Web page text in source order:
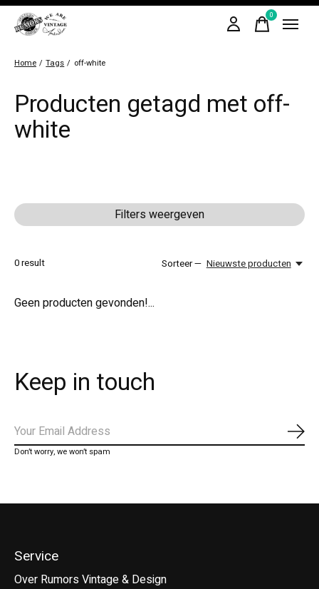
0items
Home / Tags / off-white
Producten getagd met off-
white
Filters weergeven
0result Sorteer — Nieuwste producten
Geen producten gevonden!...
Keep in touch
Don’t worry, we won’t spam
Service
Over Rumors Vintage & Design